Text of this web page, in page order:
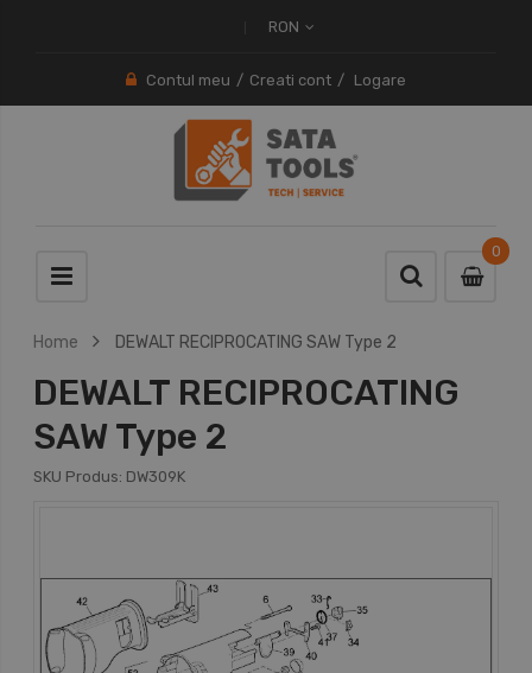
RON
Contul meu Creati cont Logare
0
0
Home DEWALT RECIPROCATING SAW Type 2
DEWALT RECIPROCATING
SAW Type 2
SKU Produs: DW309K